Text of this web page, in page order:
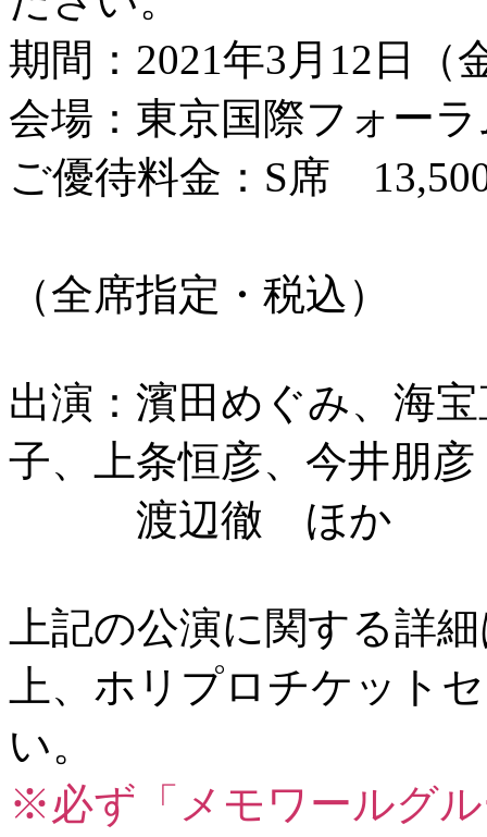
期間：2021年3月12日（
会場：東京国際フォー
ご優待料金：S席
（全席指定・税込）
出演：濱田めぐみ、海
子、上条恒彦、今井朋彦
渡辺徹 ほか
上記の公演に関する詳
上、ホリプロチケット
い。
※必ず「メモワールグ